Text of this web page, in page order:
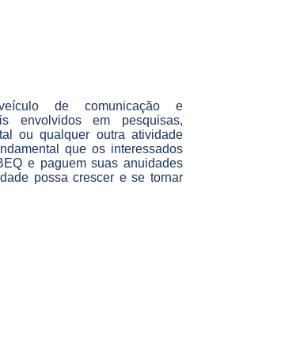
de comunicação e
envolvidos em pesquisas,
ou qualquer outra atividade
que os interessados
e paguem suas anuidades
possa crescer e se tornar